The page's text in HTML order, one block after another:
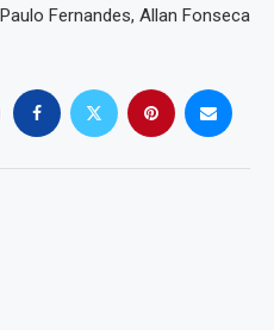
Fernandes, Allan Fonseca